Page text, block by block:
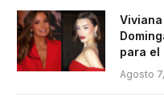
para el
Agosto